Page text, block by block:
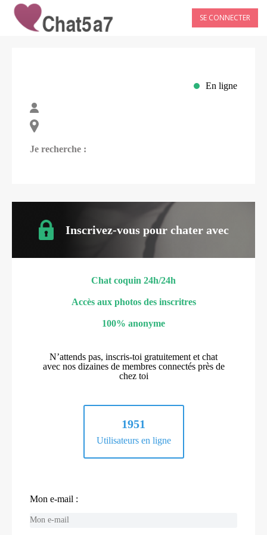
SE CONNECTER
En ligne
Je recherche :
Inscrivez-vous pour chater avec
Chat coquin 24h/24h
Accès aux photos des inscritres
100% anonyme
N’attends pas, inscris-toi gratuitement et chat
avec nos dizaines de membres connectés près de
chez toi
1951
Utilisateurs en ligne
Mon e-mail :